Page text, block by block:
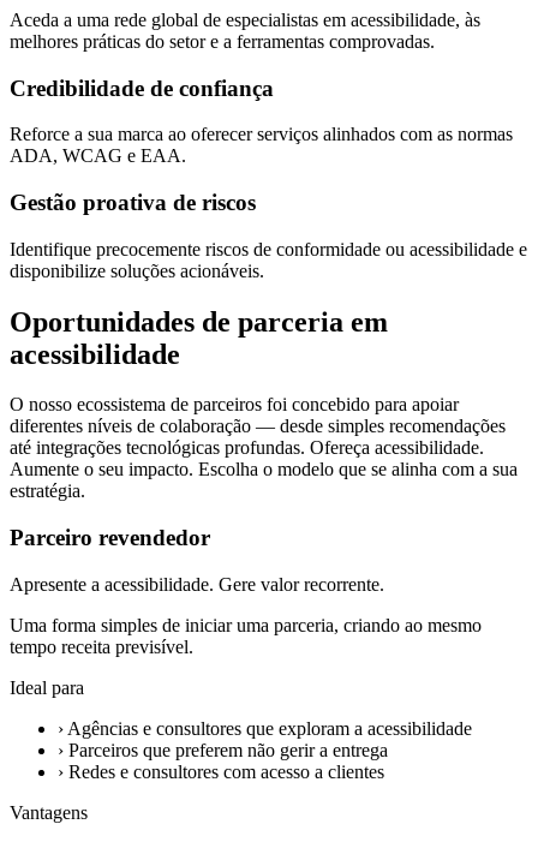
Aceda a uma rede global de especialistas em acessibilidade, às
melhores práticas do setor e a ferramentas comprovadas.
Credibilidade de confiança
Reforce a sua marca ao oferecer serviços alinhados com as normas
ADA, WCAG e EAA.
Gestão proativa de riscos
Identifique precocemente riscos de conformidade ou acessibilidade e
disponibilize soluções acionáveis.
Oportunidades de parceria em
acessibilidade
O nosso ecossistema de parceiros foi concebido para apoiar
diferentes níveis de colaboração — desde simples recomendações
até integrações tecnológicas profundas. Ofereça acessibilidade.
Aumente o seu impacto. Escolha o modelo que se alinha com a sua
estratégia.
Parceiro revendedor
Apresente a acessibilidade. Gere valor recorrente.
Uma forma simples de iniciar uma parceria, criando ao mesmo
tempo receita previsível.
Ideal para
› Agências e consultores que exploram a acessibilidade
› Parceiros que preferem não gerir a entrega
› Redes e consultores com acesso a clientes
Vantagens